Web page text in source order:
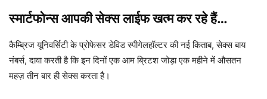
स्मार्टफोन्स आपकी सेक्स लाईफ खत्म कर रहे हैं…
कैम्ब्रिज यूनिवर्सिटी के प्रोफेसर डेविड स्पीगेलहॉल्टर की नई किताब, सेक्स बाय
नंबर्स, दावा करती है कि इन दिनों एक आम ब्रिटश जोड़ा एक महीने में औसतन
महज़ तीन बार ही सेक्स करता है।